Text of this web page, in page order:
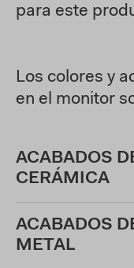
para este
Los colores y
en el monitor
ACABADOS
CERÁMICA
ACABADOS
METAL